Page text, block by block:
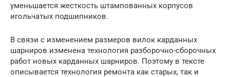
уменьшается жесткость штампованных корпусов
игольчатых подшипников.
В связи с изменением размеров вилок карданных
шарниров изменена технология разборочно-сборочных
работ новых карданных шарниров. Поэтому в тексте
описывается технология ремонта как старых, так и